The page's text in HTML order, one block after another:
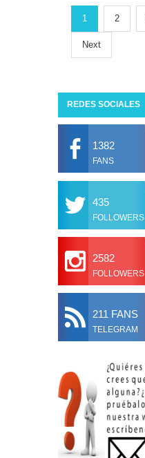
1 2
Next
REDES SOCIALES
1382
FANS
435
FOLLOWERS
2582
FOLLOWERS
211 FANS
TELEGRAM